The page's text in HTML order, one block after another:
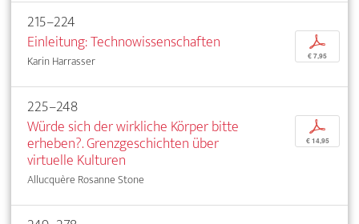
215–224
Einleitung: Technowissenschaften
Karin Harrasser
p
€ 7,95
225–248
Würde sich der wirkliche Körper bitte
erheben?. Grenzgeschichten über
virtuelle Kulturen
Allucquère Rosanne Stone
p
€ 14,95